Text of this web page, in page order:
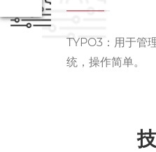
TYPO3：用于管
统，操作简单。